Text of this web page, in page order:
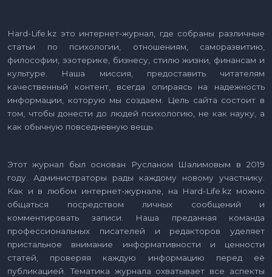
Hard-Life.kz это интернет-журнал, где собраны различные
статьи по психологии, отношениям, саморазвитию,
философии, эзотерике, бизнесу, стилю жизни, финансам и
культуре. Наша миссия, предоставить читателям
качественный контент, всегда опираясь на надежность
информации, которую мы создаем. Цель сайта состоит в
том, чтобы донести до людей психологию, не как науку, а
как обычную повседневную вещь.
Этот журнал был основан Русланом Шалимовым в 2019
году. Администраторы рады каждому новому участнику.
Как и в любом интернет-журнале, на Hard-Life.kz можно
общаться посредством личных сообщений и
комментировать записи. Наша преданная команда
профессиональных писателей и редакторов уделяет
пристальное внимание информативности и ценности
статей, проверяя каждую информацию перед её
публикацией. Тематика журнала охватывает все аспекты